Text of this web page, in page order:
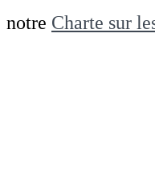
notre Charte sur